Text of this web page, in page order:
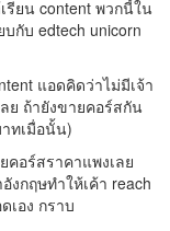
รียน content พวกนี้ใน
บกับ edtech unicorn
แอดคิดว่าไม่มีเจ้า
ย ถ้ายังขายคอร์สกัน
ทเมื่อนั้น)
คอร์สราคาแพงเลย
งกฤษทำให้เค้า reach
เอง กราบ